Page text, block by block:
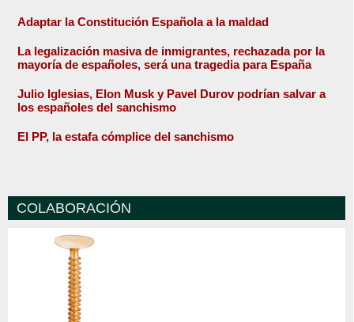
Adaptar la Constitución Española a la maldad
La legalización masiva de inmigrantes, rechazada por la
mayoría de españoles, será una tragedia para España
Julio Iglesias, Elon Musk y Pavel Durov podrían salvar a
los españoles del sanchismo
El PP, la estafa cómplice del sanchismo
COLABORACIÓN